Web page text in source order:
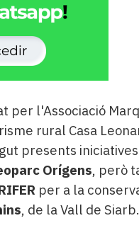
per l'Associació
rural Casa
presents
Orígens, però
per a la
, de la Vall de Siarb.